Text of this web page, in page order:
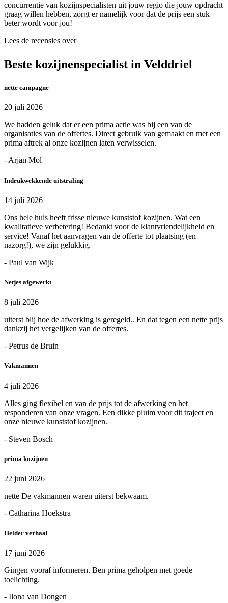
concurrentie van kozijnspecialisten uit jouw regio die jouw opdracht
graag willen hebben, zorgt er namelijk voor dat de prijs een stuk
beter wordt voor jou!
Lees de recensies over
Beste kozijnenspecialist in Velddriel
nette campagne
20 juli 2026
We hadden geluk dat er een prima actie was bij een van de
organisaties van de offertes. Direct gebruik van gemaakt en met een
prima aftrek al onze kozijnen laten verwisselen.
- Arjan Mol
Indrukwekkende uitstraling
14 juli 2026
Ons hele huis heeft frisse nieuwe kunststof kozijnen. Wat een
kwalitatieve verbetering! Bedankt voor de klantvriendelijkheid en
service! Vanaf het aanvragen van de offerte tot plaatsing (en
nazorg!), we zijn gelukkig.
- Paul van Wijk
Netjes afgewerkt
8 juli 2026
uiterst blij hoe de afwerking is geregeld.. En dat tegen een nette prijs
dankzij het vergelijken van de offertes.
- Petrus de Bruin
Vakmannen
4 juli 2026
Alles ging flexibel en van de prijs tot de afwerking en het
responderen van onze vragen. Een dikke pluim voor dit traject en
onze nieuwe kunststof kozijnen.
- Steven Bosch
prima kozijnen
22 juni 2026
nette De vakmannen waren uiterst bekwaam.
- Catharina Hoekstra
Helder verhaal
17 juni 2026
Gingen vooraf informeren. Ben prima geholpen met goede
toelichting.
- Ilona van Dongen